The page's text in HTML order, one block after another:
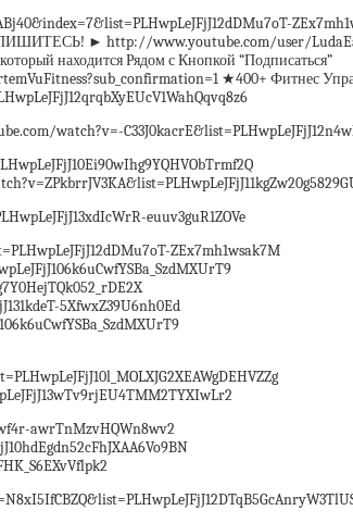
► http://www.youtube.com/user/
находится Рядом с Кнопкой “Подписаться”
★400+ Фитнес
euuv3guR1ZOVe
ZEx7mh1wsak7M
5XfwxZ39U6nh0Ed
awrTnMzvHQWn8wv2